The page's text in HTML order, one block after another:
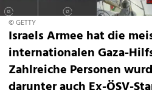
© GETTY
Israels Armee hat die
internationalen Gaza-
Zahlreiche Personen
darunter auch Ex-ÖSV-